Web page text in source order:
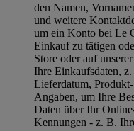
den Namen,
und weitere
um ein Konto bei Le
Einkauf zu tätigen
Store oder auf
Ihre Einkaufsdaten,
Lieferdatum,
Angaben, um Ihre
Daten über Ihr
Kennungen - z. B.